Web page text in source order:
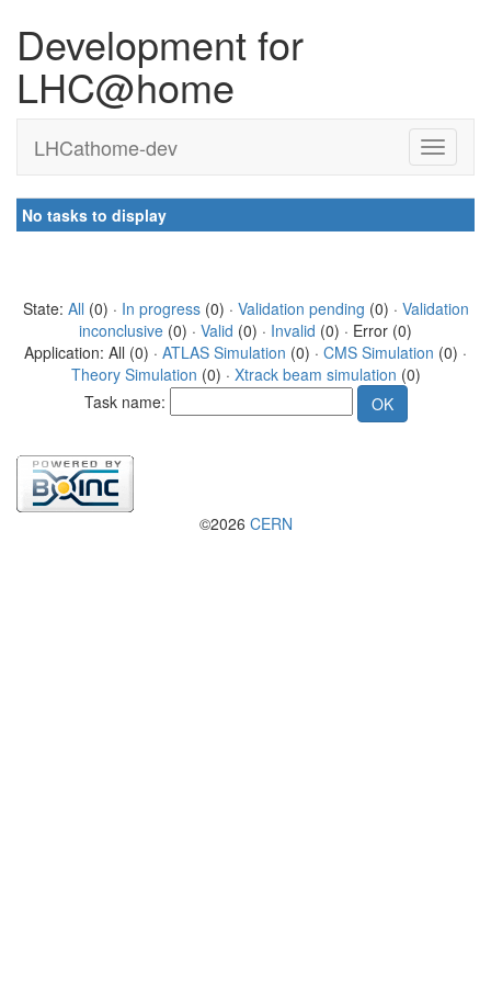
Development for
LHC@home
LHCathome-dev
No tasks to display
State: All (0) · In progress(0) · Validation pending (0) · Validation
inconclusive (0) · Valid (0) · Invalid (0) · Error (0)
Application: All (0) · ATLAS Simulation (0) · CMS Simulation (0) ·
Theory Simulation (0) · Xtrack beam simulation (0)
Task name:
©2026 CERN